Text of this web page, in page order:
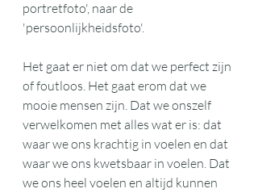
portretfoto', naar de
'persoonlijkheidsfoto'.
Het gaat er niet om dat we perfect zijn
of foutloos. Het gaat erom dat we
mooie mensen zijn. Dat we onszelf
verwelkomen met alles wat er is: dat
waar we ons krachtig in voelen en dat
waar we ons kwetsbaar in voelen. Dat
we ons heel voelen en altijd kunnen